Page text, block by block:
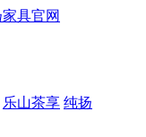
乐山茶享 纯扬